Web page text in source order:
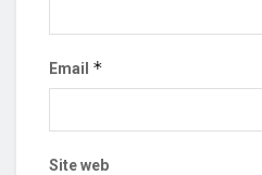
Email *
Site web